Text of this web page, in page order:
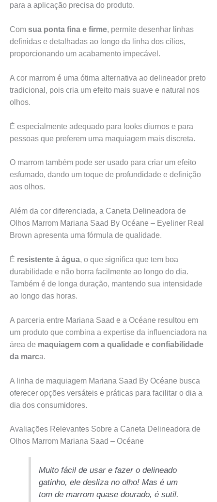
para a aplicação precisa do produto.
Com sua ponta fina e firme, permite desenhar linhas
definidas e detalhadas ao longo da linha dos cílios,
proporcionando um acabamento impecável.
A cor marrom é uma ótima alternativa ao delineador preto
tradicional, pois cria um efeito mais suave e natural nos
olhos.
É especialmente adequado para looks diurnos e para
pessoas que preferem uma maquiagem mais discreta.
O marrom também pode ser usado para criar um efeito
esfumado, dando um toque de profundidade e definição
aos olhos.
Além da cor diferenciada, a Caneta Delineadora de
Olhos Marrom Mariana Saad By Océane – Eyeliner Real
Brown apresenta uma fórmula de qualidade.
É resistente à água, o que significa que tem boa
durabilidade e não borra facilmente ao longo do dia.
Também é de longa duração, mantendo sua intensidade
ao longo das horas.
A parceria entre Mariana Saad e a Océane resultou em
um produto que combina a expertise da influenciadora na
área de maquiagem com a qualidade e confiabilidade
da marca.
A linha de maquiagem Mariana Saad By Océane busca
oferecer opções versáteis e práticas para facilitar o dia a
dia dos consumidores.
Avaliações Relevantes Sobre a Caneta Delineadora de
Olhos Marrom Mariana Saad – Océane
Muito fácil de usar e fazer o delineado
gatinho, ele desliza no olho! Mas é um
tom de marrom quase dourado, é sutil.